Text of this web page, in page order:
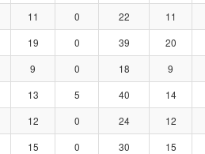
11 0 22 11
19 0 39 20
9 0 18 9
13 5 40 14
12 0 24 12
15 0 30 15